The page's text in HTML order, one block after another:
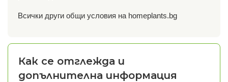
Всички други общи условия на homeplants.bg
Как се отглежда и
допълнителна информация